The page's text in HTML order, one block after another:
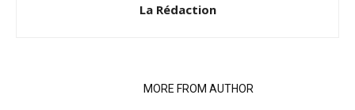
La Rédaction
MORE FROM AUTHOR